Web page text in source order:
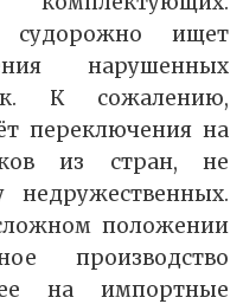
судорожно ищет
нарушенных
К сожалению,
переключения на
из стран, не
недружественных.
положении
производство
на импортные